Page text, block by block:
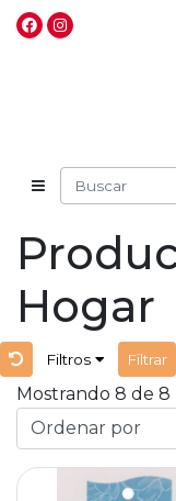
Hogar
Filtros Filtrar
Mostrando 8 de 8